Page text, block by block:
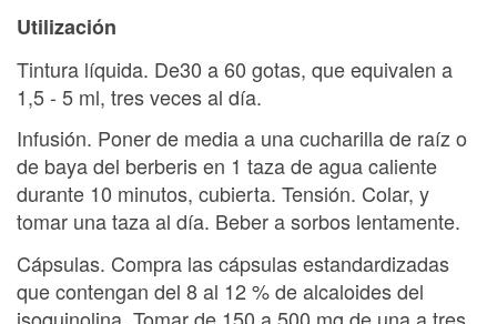
Utilización
Tintura líquida. De30 a 60 gotas, que equivalen a
1,5 - 5 ml, tres veces al día.
Infusión. Poner de media a una cucharilla de raíz o
de baya del berberis en 1 taza de agua caliente
durante 10 minutos, cubierta. Tensión. Colar, y
tomar una taza al día. Beber a sorbos lentamente.
Cápsulas. Compra las cápsulas estandardizadas
que contengan del 8 al 12 % de alcaloides del
isoquinolina. Tomar de 150 a 500 mg de una a tres